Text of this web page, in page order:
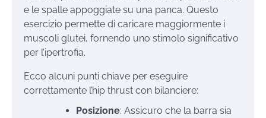
e le spalle appoggiate su una panca. Questo
esercizio permette di caricare maggiormente i
muscoli glutei, fornendo uno stimolo significativo
per l’ipertrofia.
Ecco alcuni punti chiave per eseguire
correttamente l’hip thrust con bilanciere:
Posizione: Assicuro che la barra sia